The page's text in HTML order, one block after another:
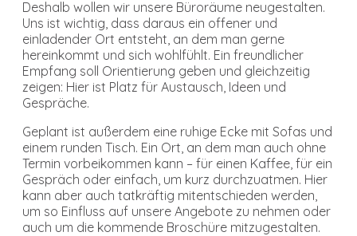
Deshalb wollen wir unsere Büroräume neugestalten.
Uns ist wichtig, dass daraus ein offener und
einladender Ort entsteht, an dem man gerne
hereinkommt und sich wohlfühlt. Ein freundlicher
Empfang soll Orientierung geben und gleichzeitig
zeigen: Hier ist Platz für Austausch, Ideen und
Gespräche.
Geplant ist außerdem eine ruhige Ecke mit Sofas und
einem runden Tisch. Ein Ort, an dem man auch ohne
Termin vorbeikommen kann – für einen Kaffee, für ein
Gespräch oder einfach, um kurz durchzuatmen. Hier
kann aber auch tatkräftig mitentschieden werden,
um so Einfluss auf unsere Angebote zu nehmen oder
auch um die kommende Broschüre mitzugestalten.